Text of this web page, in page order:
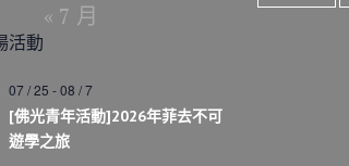
« 7 月
活動
07 / 25 -08 / 7
[佛光青年活動]2026年菲去不可
遊學之旅